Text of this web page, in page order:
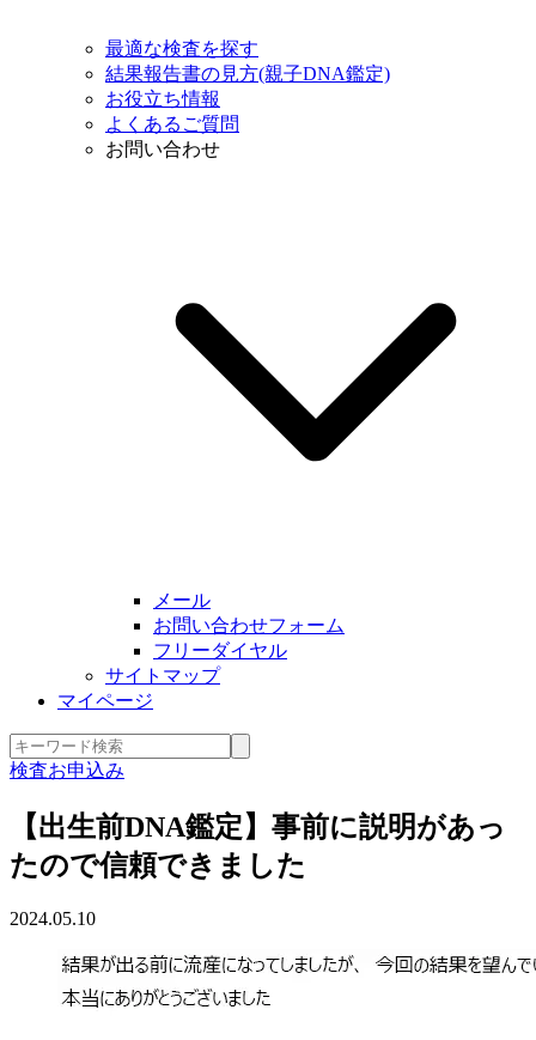
最適な検査を探す
結果報告書の見方(親子DNA鑑定)
お役立ち情報
よくあるご質問
お問い合わせ
メール
お問い合わせフォーム
フリーダイヤル
サイトマップ
マイページ
検査お申込み
【出生前DNA鑑定】事前に説明があっ
たので信頼できました
2024.05.10